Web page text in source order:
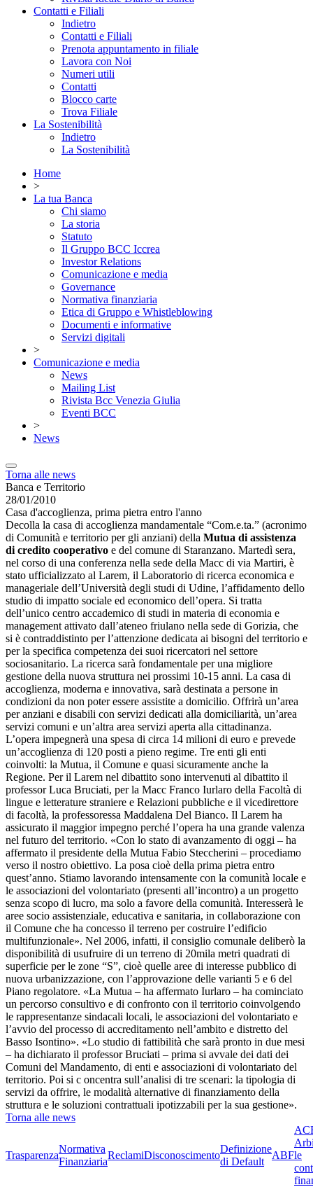
Contatti e Filiali
Indietro
Contatti e Filiali
Prenota appuntamento in filiale
Lavora con Noi
Numeri utili
Contatti
Blocco carte
Trova Filiale
La Sostenibilità
Indietro
La Sostenibilità
Home
>
La tua Banca
Chi siamo
La storia
Statuto
Il Gruppo BCC Iccrea
Investor Relations
Comunicazione e media
Governance
Normativa finanziaria
Etica di Gruppo e Whistleblowing
Documenti e informative
Servizi digitali
>
Comunicazione e media
News
Mailing List
Rivista Bcc Venezia Giulia
Eventi BCC
>
News
Torna alle news
Banca e Territorio
28/01/2010
Casa d'accoglienza, prima pietra entro l'anno
Decolla la casa di accoglienza mandamentale “Com.e.ta.” (acronimo
di Comunità e territorio per gli anziani) della Mutua di assistenza
di credito cooperativo e del comune di Staranzano. Martedì sera,
nel corso di una conferenza nella sede della Macc di via Martiri, è
stato ufficializzato al Larem, il Laboratorio di ricerca economica e
manageriale dell’Università degli studi di Udine, l’affidamento dello
studio di impatto sociale ed economico dell’opera. Si tratta
dell’unico centro accademico di studi in materia di economia e
management attivato dall’ateneo friulano nella sede di Gorizia, che
si è contraddistinto per l’attenzione dedicata ai bisogni del territorio e
per la specifica competenza dei suoi ricercatori nel settore
sociosanitario. La ricerca sarà fondamentale per una migliore
gestione della nuova struttura nei prossimi 10-15 anni. La casa di
accoglienza, moderna e innovativa, sarà destinata a persone in
condizioni da non poter essere assistite a domicilio. Offrirà un’area
per anziani e disabili con servizi dedicati alla domiciliarità, un’area
servizi comuni e un’altra area servizi aperta alla cittadinanza.
L’opera impegnerà una spesa di circa 14 milioni di euro e prevede
un’accoglienza di 120 posti a pieno regime. Tre enti gli enti
coinvolti: la Mutua, il Comune e quasi sicuramente anche la
Regione. Per il Larem nel dibattito sono intervenuti al dibattito il
professor Luca Bruciati, per la Macc Franco Iurlaro della Facoltà di
lingue e letterature straniere e Relazioni pubbliche e il vicedirettore
di facoltà, la professoressa Maddalena Del Bianco. Il Larem ha
assicurato il maggior impegno perché l’opera ha una grande valenza
nel futuro del territorio. «Con lo stato di avanzamento di oggi – ha
affermato il presidente della Mutua Fabio Steccherini – procediamo
verso il nostro obiettivo. La posa cioè della prima pietra entro
quest’anno. Stiamo lavorando intensamente con la comunità locale e
le associazioni del volontariato (presenti all’incontro) a un progetto
senza scopo di lucro, ma solo a favore della comunità. Interesserà le
aree socio assistenziale, educativa e sanitaria, in collaborazione con
il Comune che ha concesso il terreno per costruire l’edificio
multifunzionale». Nel 2006, infatti, il consiglio comunale deliberò la
disponibilità di usufruire di un terreno di 20mila metri quadrati di
superficie per le zone “S”, cioè quelle aree di interesse pubblico di
nuova urbanizzazione, con l’approvazione delle varianti 5 e 6 del
Piano regolatore. «La Mutua – ha affermato Iurlaro – ha cominciato
un percorso consultivo e di confronto con il territorio coinvolgendo
le rappresentanze sindacali locali, le associazioni del volontariato e
l’avvio del processo di accreditamento nell’ambito e distretto del
Basso Isontino». «Lo studio di fattibilità che sarà pronto in due mesi
– ha dichiarato il professor Bruciati – prima si avvale dei dati dei
Comuni del Mandamento, di enti e associazioni di volontariato del
territorio. Poi si c oncentra sull’analisi di tre scenari: la tipologia di
servizi da offrire, le modalità alternative di finanziamento della
struttura e le soluzioni contrattuali ipotizzabili per la sua gestione».
Torna alle news
Trasparenza
Normativa
Finanziaria
ReclamiDisconoscimento
Definizione
di Default
ABFle